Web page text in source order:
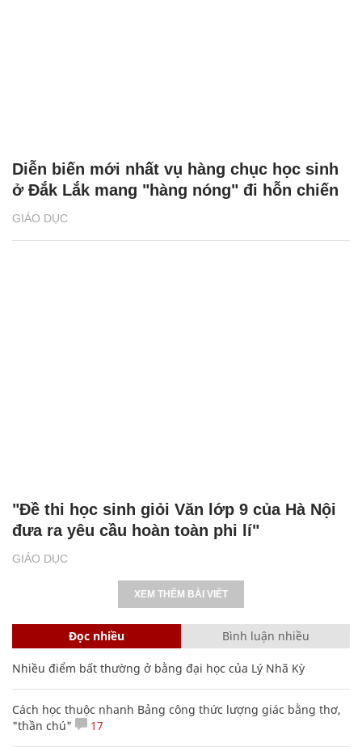
GIÁO DỤC
Diễn biến mới nhất vụ hàng chục học sinh
ở Đắk Lắk mang "hàng nóng" đi hỗn chiến
GIÁO DỤC
"Đề thi học sinh giỏi Văn lớp 9 của Hà Nội
đưa ra yêu cầu hoàn toàn phi lí"
XEM THÊM BÀI VIẾT
Đọc nhiều Bình luận nhiều
Nhiều điểm bất thường ở bằng đại học của Lý Nhã Kỳ
Cách học thuộc nhanh Bảng công thức lượng giác bằng thơ,
"thần chú"
17